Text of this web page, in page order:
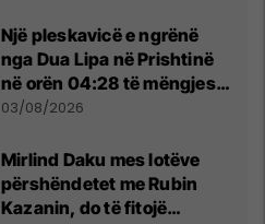
Një pleskavicë e ngrënë
nga Dua Lipa në Prishtinë
në orën 04:28 të mëngjesit
- dhe bota digjitale serbe
03/08/2026
Mirlind Daku mes lotëve
përshëndetet me Rubin
Kazanin, do të fitojë